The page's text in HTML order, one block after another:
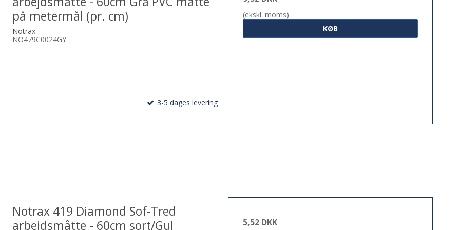
på metermål (pr. cm)
Notrax
NO479C0024GY
3-5 dages levering
(ekskl. moms)
KØB
Notrax 419 Diamond Sof-Tred
arbejdsmåtte - 60cm sort/Gul
5,52 DKK